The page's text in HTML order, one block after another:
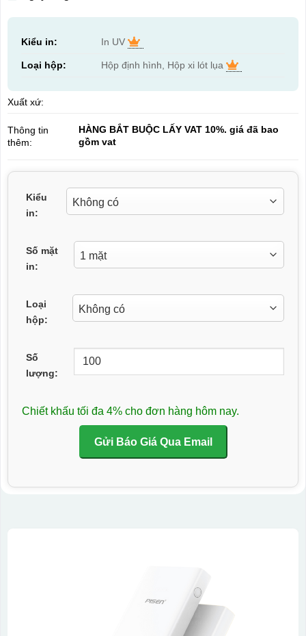
Kiểu in: In UV
Loại hộp: Hộp định hình, Hộp xi lót lụa
Xuất xứ:
Thông tin
thêm:
HÀNG BẮT BUỘC LẤY VAT 10%. giá đã bao
gồm vat
Kiểu
in:
Số mặt
in:
Loại
hộp:
Số
lượng:
Chiết khấu tối đa 4% cho đơn hàng hôm nay.
Gửi Báo Giá Qua Email